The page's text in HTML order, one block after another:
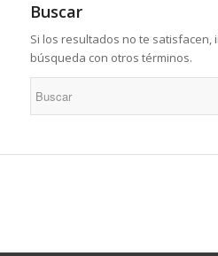
Buscar
Si los resultados no te satisfacen,
búsqueda con otros términos.